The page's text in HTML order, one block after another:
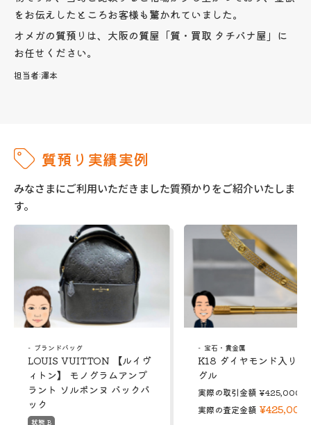
をお伝えしたところお客様も驚かれていました。
オメガの質預りは、大阪の質屋「質・買取 タチバナ屋」に
お任せください。
担当者:澤本
質預り実績実例
みなさまにご利用いただきました質預かりをご紹介いたしま
す。
ブランドバッグ
LOUIS VUITTON 【ルイヴ
ィトン】 モノグラムアンプ
ラント ソルボンヌ バックパ
ック
状態 B
宝石・貴金属
K18 ダイヤモンド入り
グル
実際の取引金額 ¥425,000
実際の査定金額 ¥425,000